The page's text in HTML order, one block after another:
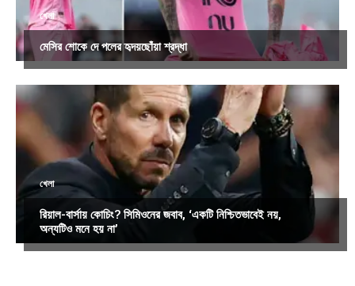
খেলা
মেসির শোকে দে পলের হৃদয়ছোঁয়া শ্রদ্ধা
খেলা
রিয়াল-বার্সায় কোচিং? সিমিওনের জবাব, ‘একটি নিশ্চিতভাবেই নয়,
অন্যটিও মনে হয় না’